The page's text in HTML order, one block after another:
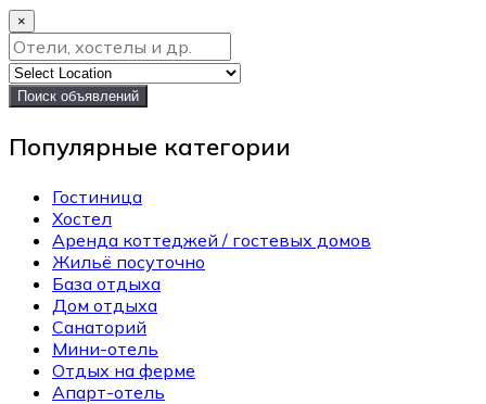
×
Поиск объявлений
Популярные категории
Гостиница
Хостел
Аренда коттеджей / гостевых домов
Жильё посуточно
База отдыха
Дом отдыха
Санаторий
Мини-отель
Отдых на ферме
Апарт-отель